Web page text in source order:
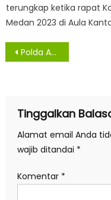
terungkap ketika rapat
Medan 2023 di Aula
Navigasi
Polda Aceh Kerahkan 560 Personel Amankan Pelantikan PJ Gubernur
Tinggalkan
Alamat email Anda
wajib ditandai *
Komentar *